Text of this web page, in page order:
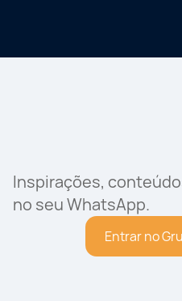
Inspirações,
no seu WhatsApp.
Entrar no